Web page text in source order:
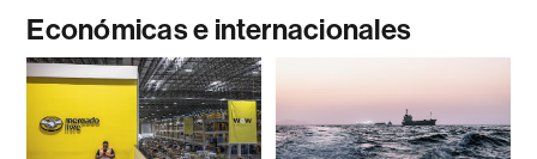
Económicas e internacionales